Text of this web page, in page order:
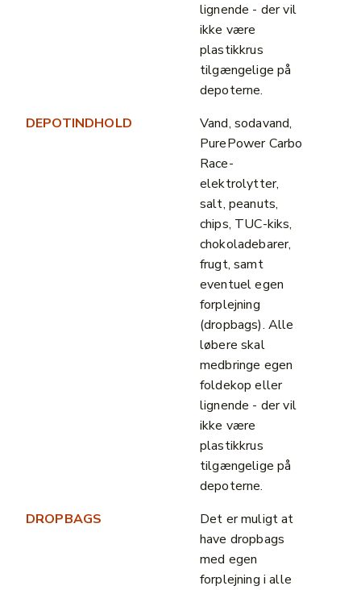
lignende - der vil
ikke være
plastikkrus
tilgængelige på
depoterne.
DEPOTINDHOLD
Vand, sodavand,
PurePower Carbo
Race-
elektrolytter,
salt, peanuts,
chips, TUC-kiks,
chokoladebarer,
frugt, samt
eventuel egen
forplejning
(dropbags). Alle
løbere skal
medbringe egen
foldekop eller
lignende - der vil
ikke være
plastikkrus
tilgængelige på
depoterne.
DROPBAGS
Det er muligt at
have dropbags
med egen
forplejning i alle